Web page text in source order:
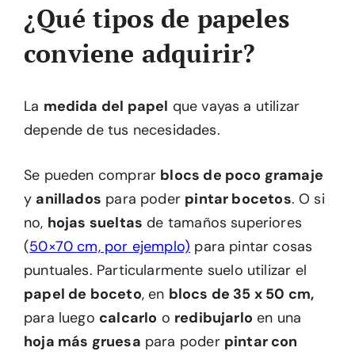
¿Qué tipos de papeles
conviene adquirir?
La medida del papel que vayas a utilizar
depende de tus necesidades.
Se pueden comprar blocs de poco gramaje
y anillados para poder pintar bocetos. O si
no, hojas sueltas de tamaños superiores
(50×70 cm, por ejemplo) para pintar cosas
puntuales. Particularmente suelo utilizar el
papel de boceto, en blocs de 35 x 50 cm,
para luego calcarlo o redibujarlo en una
hoja más gruesa para poder pintar con